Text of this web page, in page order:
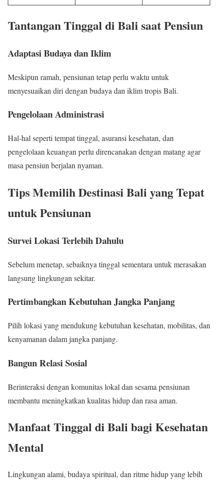
Tantangan Tinggal di Bali saat Pensiun
Adaptasi Budaya dan Iklim
Meskipun ramah, pensiunan tetap perlu waktu untuk
menyesuaikan diri dengan budaya dan iklim tropis Bali.
Pengelolaan Administrasi
Hal-hal seperti tempat tinggal, asuransi kesehatan, dan
pengelolaan keuangan perlu direncanakan dengan matang agar
masa pensiun berjalan nyaman.
Tips Memilih Destinasi Bali yang Tepat
untuk Pensiunan
Survei Lokasi Terlebih Dahulu
Sebelum menetap, sebaiknya tinggal sementara untuk merasakan
langsung lingkungan sekitar.
Pertimbangkan Kebutuhan Jangka Panjang
Pilih lokasi yang mendukung kebutuhan kesehatan, mobilitas, dan
kenyamanan dalam jangka panjang.
Bangun Relasi Sosial
Berinteraksi dengan komunitas lokal dan sesama pensiunan
membantu meningkatkan kualitas hidup dan rasa aman.
Manfaat Tinggal di Bali bagi Kesehatan
Mental
Lingkungan alami, budaya spiritual, dan ritme hidup yang lebih